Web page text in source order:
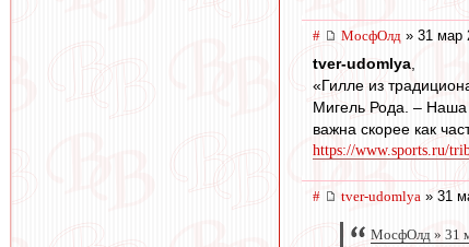
# МосфОлд » 31 мар
tver-udomlya
«Гилле из
Мигель Рода. – Наша
важна скорее как
https://www.sports.ru/
# tver-udomlya » 31
МосфОлд » 31